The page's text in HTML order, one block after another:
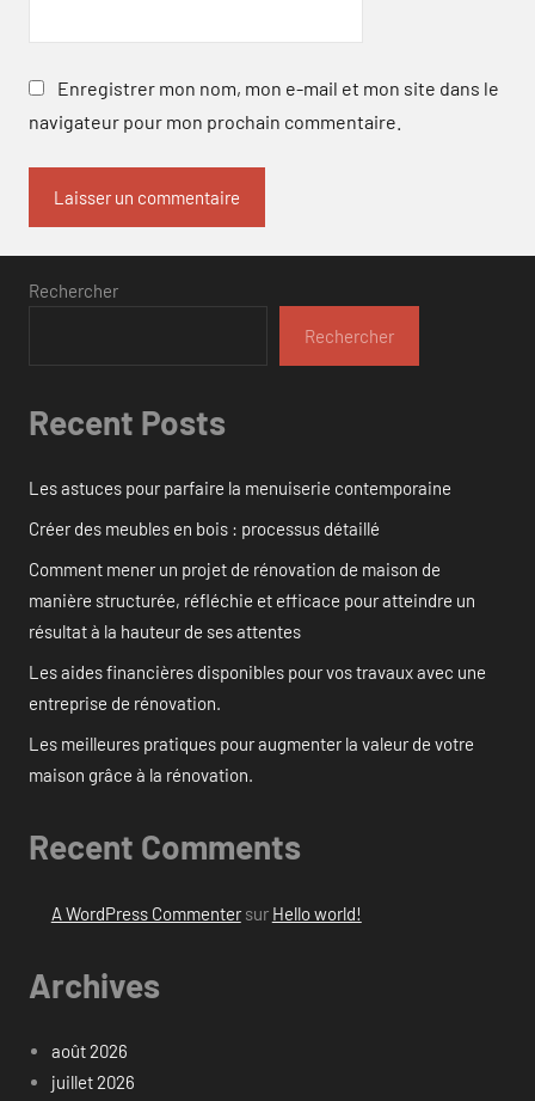
Enregistrer mon nom, mon e-mail et mon site dans le
navigateur pour mon prochain commentaire.
Rechercher
Rechercher
Recent Posts
Les astuces pour parfaire la menuiserie contemporaine
Créer des meubles en bois : processus détaillé
Comment mener un projet de rénovation de maison de
manière structurée, réfléchie et efficace pour atteindre un
résultat à la hauteur de ses attentes
Les aides financières disponibles pour vos travaux avec une
entreprise de rénovation.
Les meilleures pratiques pour augmenter la valeur de votre
maison grâce à la rénovation.
Recent Comments
A WordPress Commentersur Hello world!
Archives
août 2026
juillet 2026